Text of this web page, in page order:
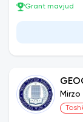
Grant mavjud